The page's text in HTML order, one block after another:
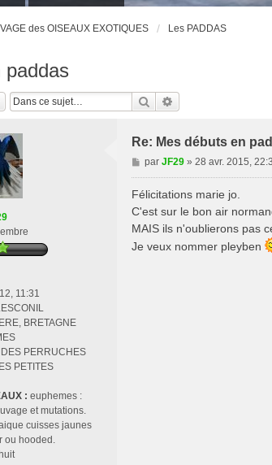
des OISEAUX EXOTIQUES Les PADDAS
paddas
Rechercher
11:31
BRETAGNE
PERRUCHES
PETITES
: euphemes :
et mutations.
cuisses jaunes
ou hooded.
Re: Mes débuts en
M
e
s
a
g
e
par JF29» 28 avr. 2015,
Félicitations marie jo.
C'est sur le bon air
MAIS ils n'oublierons pas
Je veux nommer pleyben